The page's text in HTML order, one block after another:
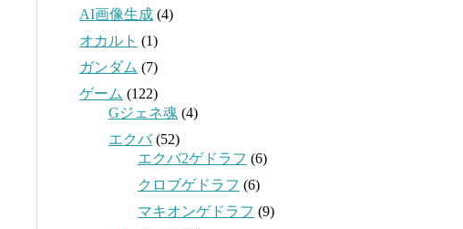
AI画像生成 (4)
オカルト (1)
ガンダム (7)
ゲーム (122)
Gジェネ魂 (4)
エクバ(52)
エクバ2ゲドラフ (6)
クロブゲドラフ (6)
マキオンゲドラフ (9)